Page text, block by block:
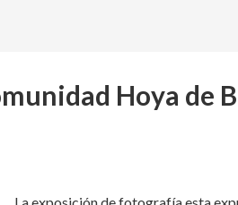
Hoya de